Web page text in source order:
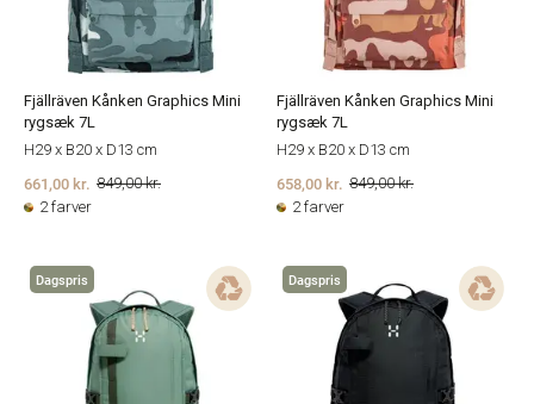
Fjällräven Kånken Graphics Mini
rygsæk 7L
H29 x B20 x D13 cm
849,00 kr.
661,00 kr.
2 farver
Fjällräven Kånken Graphics Mini
rygsæk 7L
H29 x B20 x D13 cm
849,00 kr.
658,00 kr.
2 farver
Dagspris Dagspris